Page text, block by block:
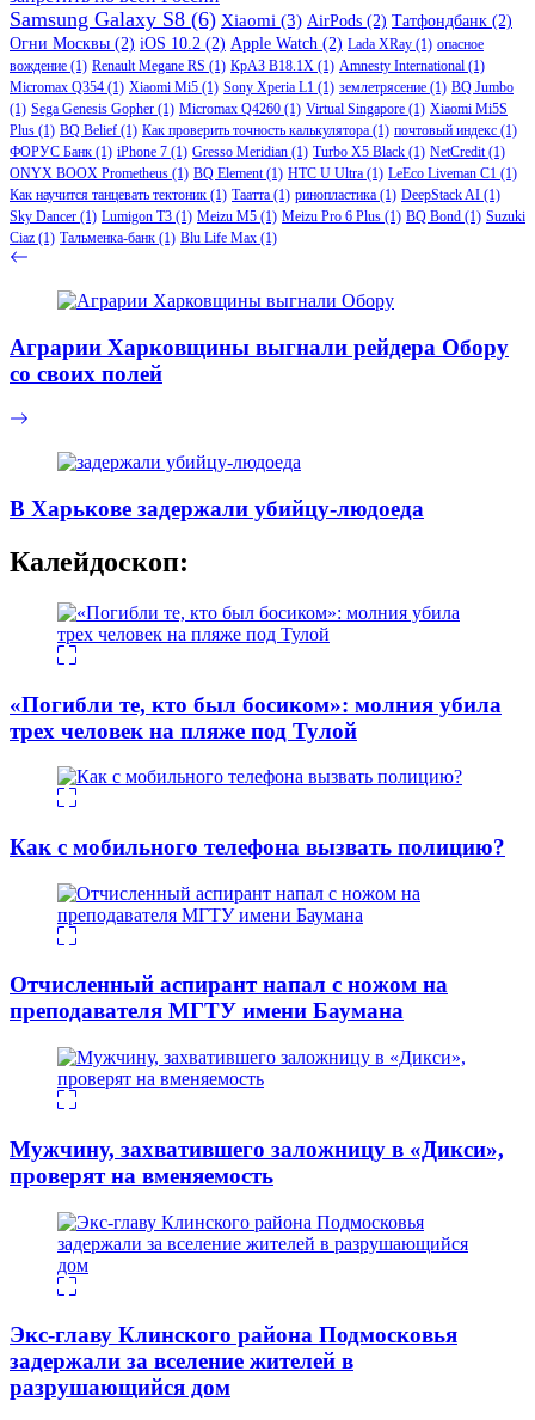
Samsung Galaxy S8 (6) Xiaomi (3) AirPods (2) Татфондбанк (2)
Огни Москвы (2) iOS 10.2 (2) Apple Watch (2) Lada XRay (1) опасное
вождение (1) Renault Megane RS (1) КрАЗ В18.1Х (1) Amnesty International (1)
Micromax Q354 (1) Xiaomi Mi5 (1) Sony Xperia L1 (1) землетрясение (1) BQ Jumbo
(1) Sega Genesis Gopher (1) Micromax Q4260 (1) Virtual Singapore (1) Xiaomi Mi5S
Plus (1) BQ Belief (1) Как проверить точность калькулятора (1) почтовый индекс (1)
ФОРУС Банк (1) iPhone 7 (1) Gresso Meridian (1) Turbo X5 Black (1) NetCredit(1)
ONYX BOOX Prometheus (1) BQ Element(1) HTC U Ultra (1) LeEco Liveman C1 (1)
Как научится танцевать тектоник (1) Таатта (1) ринопластика (1) DeepStack AI (1)
Sky Dancer (1) Lumigon T3 (1) Meizu M5 (1) Meizu Pro 6 Plus (1) BQ Bond (1) Suzuki
Ciaz (1) Тальменка-банк (1) Blu Life Max (1)
Аграрии Харковщины выгнали рейдера Обору
со своих полей
В Харькове задержали убийцу-людоеда
Калейдоскоп:
«Погибли те, кто был босиком»: молния убила
трех человек на пляже под Тулой
Как с мобильного телефона вызвать полицию?
Отчисленный аспирант напал с ножом на
преподавателя МГТУ имени Баумана
Мужчину, захватившего заложницу в «Дикси»,
проверят на вменяемость
Экс-главу Клинского района Подмосковья
задержали за вселение жителей в
разрушающийся дом